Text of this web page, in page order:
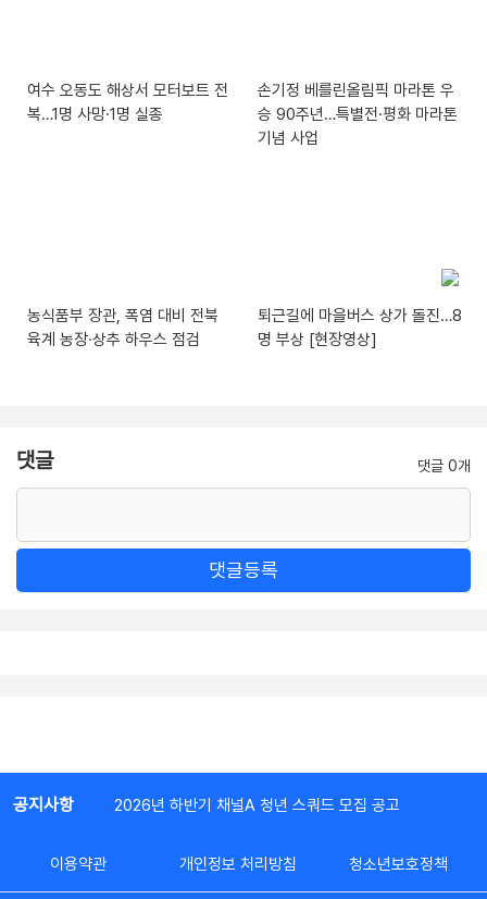
여수 오동도 해상서 모터보트 전
복…1명 사망·1명 실종
손기정 베를린올림픽 마라톤 우
승 90주년…특별전·평화 마라톤
기념 사업
농식품부 장관, 폭염 대비 전북
육계 농장·상추 하우스 점검
퇴근길에 마을버스 상가 돌진…8
명 부상 [현장영상]
댓글 댓글 0개
댓글등록
공지사항 2026년 하반기 채널A 청년 스쿼드 모집 공고
이용약관 개인정보 처리방침 청소년보호정책